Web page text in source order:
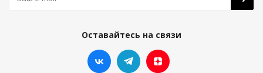
Оставайтесь на связи